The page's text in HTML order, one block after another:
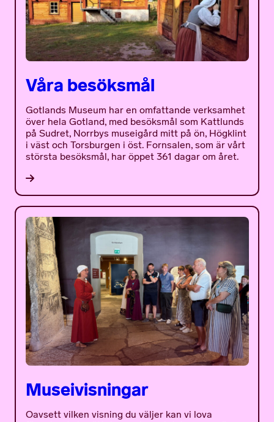
Våra besöksmål
Gotlands Museum har en omfattande verksamhet
över hela Gotland, med besöksmål som Kattlunds
på Sudret, Norrbys museigård mitt på ön, Högklint
i väst och Torsburgen i öst. Fornsalen, som är vårt
största besöksmål, har öppet 361 dagar om året.
Museivisningar
Oavsett vilken visning du väljer kan vi lova